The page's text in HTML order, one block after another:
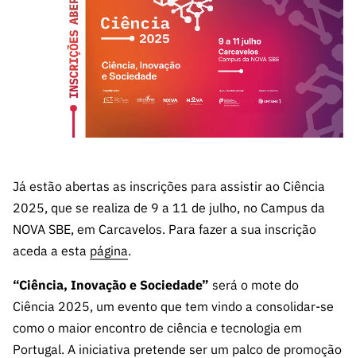
es de I&D
Infraestru
turas
Apoios
es I&D
Infraestru
turas
Prémios
Apoios
e Informação
Acesso a dados
INE/DGEEC/FCT
Balcão da Ciência
Newsletter
Agenda
Publicações
Media e
Identidade
de Marca
Subscrever
Newsletter
FCT
90 Segundos
de Ciência
Direct Mail
Concursos
Comunicado
Transparência
Estudos e Planeamento
Apoios Comunitários
Contactos
LINKS
RÁPIDOS
A FCT em
Números
Acreditaç
Benefícios
Fiscais
Recrutam
de
Serviços e
Parcerias
Consultas
Já estão abertas as inscrições para assistir ao Ciência
2025, que se realiza de 9 a 11 de julho, no Campus da
NOVA SBE, em Carcavelos. Para fazer a sua inscrição
aceda a esta página.
“Ciência, Inovação e Sociedade” será o mote do
Ciência 2025, um evento que tem vindo a consolidar-se
como o maior encontro de ciência e tecnologia em
Portugal. A iniciativa pretende ser um palco de promoção